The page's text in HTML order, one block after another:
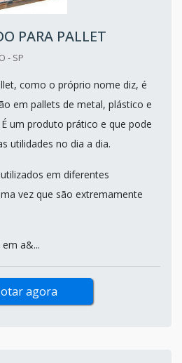
PARA PALLET
- SP
como o próprio nome diz, é
em pallets de metal, plástico e
um produto prático e que pode
utilidades no dia a dia.
em diferentes
vez que são extremamente
a&...
agora